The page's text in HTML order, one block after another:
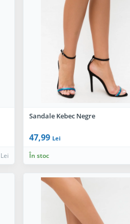
Sandale Kebec Negre
47,99 Lei
În stoc